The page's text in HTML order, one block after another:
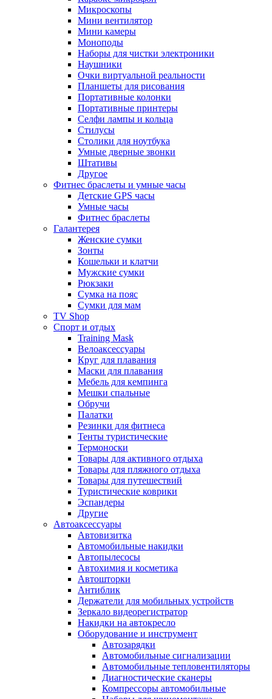
Микроскопы
Мини вентилятор
Мини камеры
Моноподы
Наборы для чистки электроники
Наушники
Очки виртуальной реальности
Планшеты для рисования
Портативные колонки
Портативные принтеры
Селфи лампы и кольца
Стилусы
Столики для ноутбука
Умные дверные звонки
Штативы
Другое
Фитнес браслеты и умные часы
Детские GPS часы
Умные часы
Фитнес браслеты
Галантерея
Женские сумки
Зонты
Кошельки и клатчи
Мужские сумки
Рюкзаки
Сумка на пояс
Сумки для мам
TV Shop
Спорт и отдых
Training Mask
Велоаксессуары
Круг для плавания
Маски для плавания
Мебель для кемпинга
Мешки спальные
Обручи
Палатки
Резинки для фитнеса
Тенты туристические
Термоноски
Товары для активного отдыха
Товары для пляжного отдыха
Товары для путешествий
Туристические коврики
Эспандеры
Другие
Автоаксессуары
Автовизитка
Автомобильные накидки
Автопылесосы
Автохимия и косметика
Автошторки
Антиблик
Держатели для мобильных устройств
Зеркало видеорегистратор
Накидки на автокресло
Оборудование и инструмент
Автозарядки
Автомобильные сигнализации
Автомобильные тепловентиляторы
Диагностические сканеры
Компрессоры автомобильные